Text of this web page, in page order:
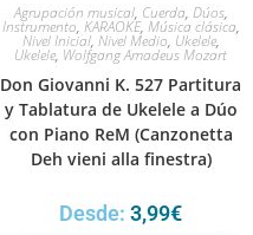
Agrupación musical, Cuerda, Dúos,
Instrumento, KARAOKE, Música clásica,
Nivel Inicial, Nivel Medio, Ukelele,
Ukelele, Wolfgang Amadeus Mozart
Don Giovanni K. 527 Partitura
y Tablatura de Ukelele a Dúo
con Piano ReM (Canzonetta
Deh vieni alla finestra)
Desde: 3,99€